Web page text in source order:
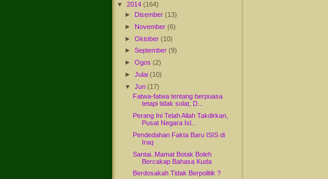
▼
2014 (164)
► Disember(13)
► November(6)
►Oktober(10)
►September(9)
►Ogos(2)
►Julai(10)
▼
Jun(17)
Fatwa-fatwa tentang berpuasa
tetapi tidak solat, D...
Perang Ini Telah Allah Takdirkan,
Pusat Negara Isl...
Pendedahan Fakta Baru ISIS di
Iraq
Santai..Mamat Botak Boleh
Bercakap Bahasa Kuda
Berdosakah Tidak Berpolitik ?